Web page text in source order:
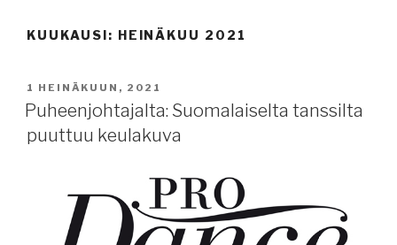
KUUKAUSI: HEINÄKUU 2021
JULKAISTU
1 HEINÄKUUN, 2021
Puheenjohtajalta: Suomalaiselta tanssilta
puuttuu keulakuva